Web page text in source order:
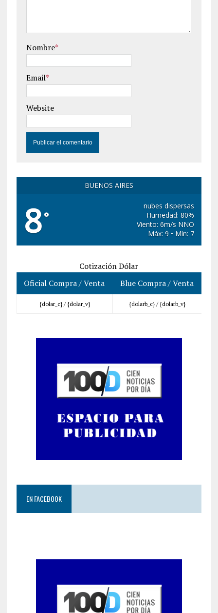
Nombre*
Email*
Website
BUENOS AIRES
8°
nubes dispersas
Humedad: 80%
Viento: 6m/s NNO
Máx: 9 • Mín: 7
Cotización Dólar
Oficial Compra / Venta
Blue Compra / Venta
{dolar_c} / {dolar_v} {dolarb_c} / {dolarb_v}
EN FACEBOOK